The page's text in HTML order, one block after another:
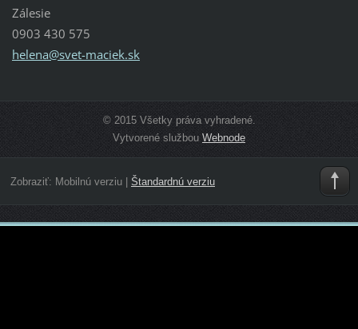
Zálesie
0903 430 575
helena@svet-maciek.sk
© 2015 Všetky práva vyhradené.
Vytvorené službouWebnode
Zobraziť: Mobilnú verziu| Štandardnú verziu